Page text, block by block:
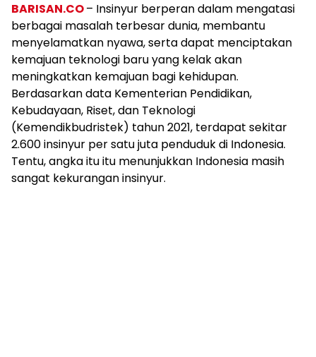
BARISAN.CO– Insinyur berperan dalam mengatasi
berbagai masalah terbesar dunia, membantu
menyelamatkan nyawa, serta dapat menciptakan
kemajuan teknologi baru yang kelak akan
meningkatkan kemajuan bagi kehidupan.
Berdasarkan data Kementerian Pendidikan,
Kebudayaan, Riset, dan Teknologi
(Kemendikbudristek) tahun 2021, terdapat sekitar
2.600 insinyur per satu juta penduduk di Indonesia.
Tentu, angka itu itu menunjukkan Indonesia masih
sangat kekurangan insinyur.